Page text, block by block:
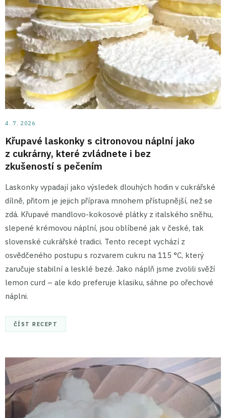
4. 7. 2026
Křupavé laskonky s citronovou náplní jako
z cukrárny, které zvládnete i bez
zkušeností s pečením
Laskonky vypadají jako výsledek dlouhých hodin v cukrářské
dílně, přitom je jejich příprava mnohem přístupnější, než se
zdá. Křupavé mandlovo-kokosové plátky z italského sněhu,
slepené krémovou náplní, jsou oblíbené jak v české, tak
slovenské cukrářské tradici. Tento recept vychází z
osvědčeného postupu s rozvarem cukru na 115 °C, který
zaručuje stabilní a lesklé bezé. Jako náplň jsme zvolili svěží
lemon curd – ale kdo preferuje klasiku, sáhne po ořechové
náplni.
ČÍST RECEPT